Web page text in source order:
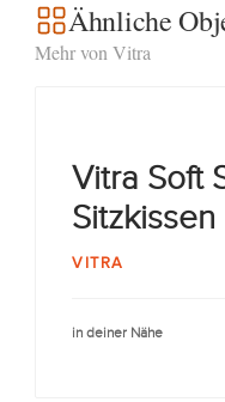
Ähnliche
Mehr von Vitra
Vitra Soft
Sitzkissen
VITRA
in deiner Nähe